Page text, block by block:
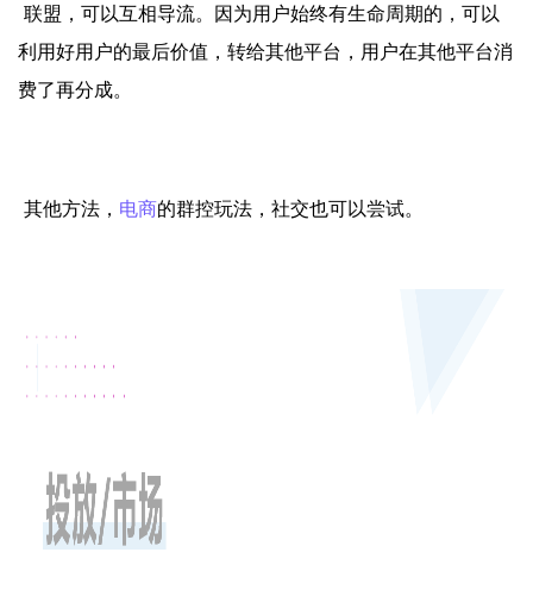
联盟，可以互相导流。因为用户始终有生命周期的，可以
利用好用户的最后价值，转给其他平台，用户在其他平台消
费了再分成。
其他方法， 电商的群控玩法，社交也可以尝试。